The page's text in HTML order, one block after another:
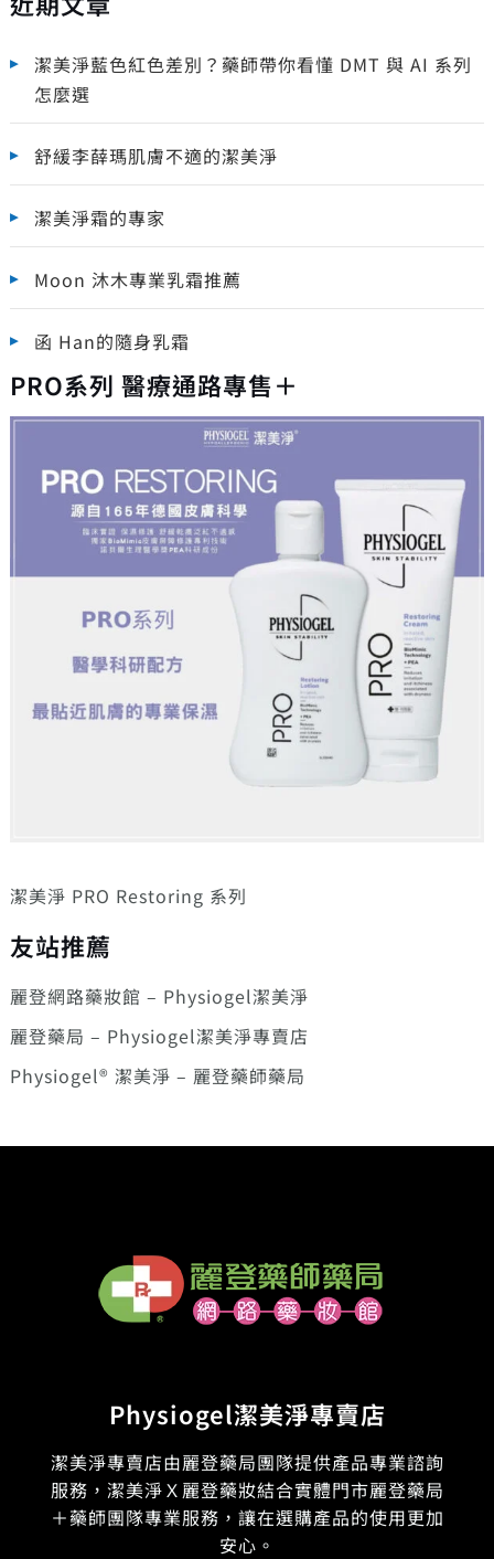
潔美淨藍色紅色差別？藥師帶你看懂 DMT 與 AI 系列
怎麼選
舒緩李薛瑪肌膚不適的潔美淨
潔美淨霜的專家
Moon 沐木專業乳霜推薦
函 Han的隨身乳霜
PRO系列 醫療通路專售＋
潔美淨 PRO Restoring 系列
友站推薦
麗登網路藥妝館 – Physiogel潔美淨
麗登藥局 – Physiogel潔美淨專賣店
Physiogel® 潔美淨 – 麗登藥師藥局
Physiogel潔美淨專賣店
潔美淨專賣店由麗登藥局團隊提供產品專業諮詢
服務，潔美淨Ｘ麗登藥妝結合實體門市麗登藥局
＋藥師團隊專業服務，讓在選購產品的使用更加
安心。